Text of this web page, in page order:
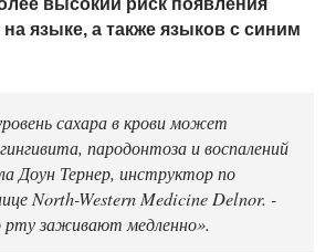
на языке, а также языков с синим
сахара в крови может
пародонтоза и воспалений
Доун Тернер, инструктор по
North-Western Medicine Delnor. -
заживают медленно».